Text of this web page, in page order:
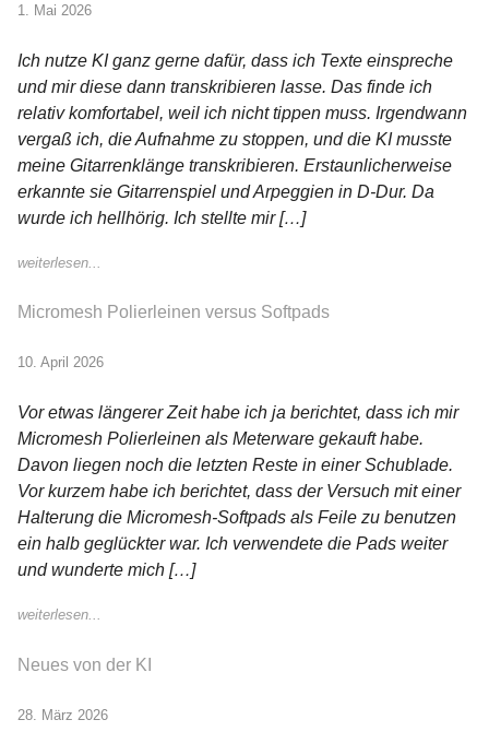
1. Mai 2026
Ich nutze KI ganz gerne dafür, dass ich Texte einspreche
und mir diese dann transkribieren lasse. Das finde ich
relativ komfortabel, weil ich nicht tippen muss. Irgendwann
vergaß ich, die Aufnahme zu stoppen, und die KI musste
meine Gitarrenklänge transkribieren. Erstaunlicherweise
erkannte sie Gitarrenspiel und Arpeggien in D-Dur. Da
wurde ich hellhörig. Ich stellte mir […]
weiterlesen...
Micromesh Polierleinen versus Softpads
10. April 2026
Vor etwas längerer Zeit habe ich ja berichtet, dass ich mir
Micromesh Polierleinen als Meterware gekauft habe.
Davon liegen noch die letzten Reste in einer Schublade.
Vor kurzem habe ich berichtet, dass der Versuch mit einer
Halterung die Micromesh-Softpads als Feile zu benutzen
ein halb geglückter war. Ich verwendete die Pads weiter
und wunderte mich […]
weiterlesen...
Neues von der KI
28. März 2026